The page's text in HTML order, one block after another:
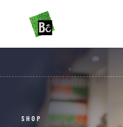
SHOP